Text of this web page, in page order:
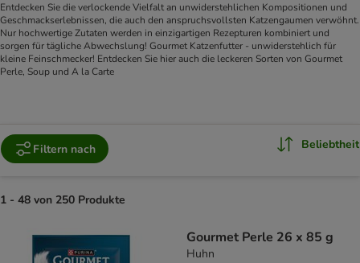
Entdecken Sie die verlockende Vielfalt an unwiderstehlichen Kompositionen und
Geschmackserlebnissen, die auch den anspruchsvollsten Katzengaumen verwöhnt.
Nur hochwertige Zutaten werden in einzigartigen Rezepturen kombiniert und
sorgen für tägliche Abwechslung! Gourmet Katzenfutter - unwiderstehlich für
kleine Feinschmecker! Entdecken Sie hier auch die leckeren Sorten von Gourmet
Perle, Soup und A la Carte
Filtern nach Beliebtheit
1 - 48 von 250 Produkte
Gourmet Perle 26 x 85 g
Huhn